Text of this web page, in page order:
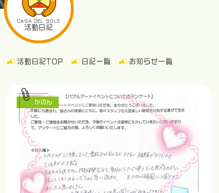
CASA DEL SOLE
活動日記
活動日記TOP 日記一覧 お知らせ一覧
かのん